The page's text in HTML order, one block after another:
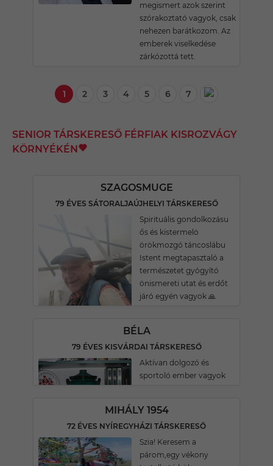
megismert azok szerint
szórakoztató vagyok, csak
nehezen barátkozom. Az
emberek viselkedése
zárkózottá tett.
1 2 3 4 5 6 7
SENIOR TÁRSKERESŐ FÉRFIAK KISROZVÁGY
KÖRNYÉKÉN
SZAGOSMUGE
79 ÉVES SÁTORALJAÚJHELYI TÁRSKERESŐ
Spirituális gondolkozásu
ős és kistermelö
örökmozgó táncoslábu
Istent megtapasztaló a
természetet gyógyító
önismereti utat és erdőt
járó egyén vagyok 🙏
BÉLA
79 ÉVES KISVÁRDAI TÁRSKERESŐ
Aktívan dolgozó és
sportoló ember vagyok
MIHÁLY 1954
72 ÉVES NYÍREGYHÁZI TÁRSKERESŐ
Szia! Keresem a
párom,egy vékony